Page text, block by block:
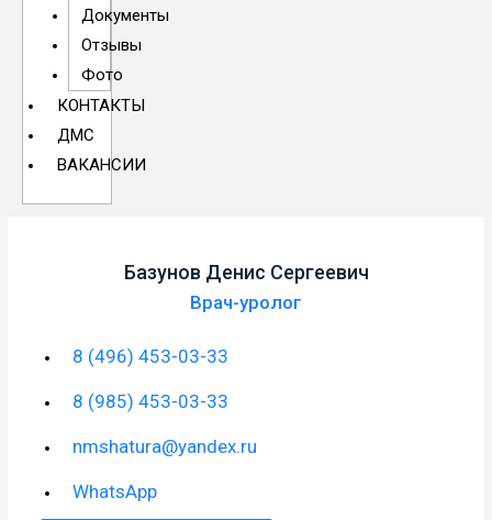
Документы
Отзывы
Фото
КОНТАКТЫ
ДМС
ВАКАНСИИ
Базунов Денис Сергеевич
Врач-уролог
8 (496) 453-03-33
8 (985) 453-03-33
nmshatura@yandex.ru
WhatsApp